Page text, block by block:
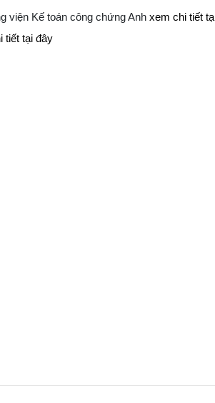
viện Kế toán công chứng Anh xem chi tiết
tiết tại đây